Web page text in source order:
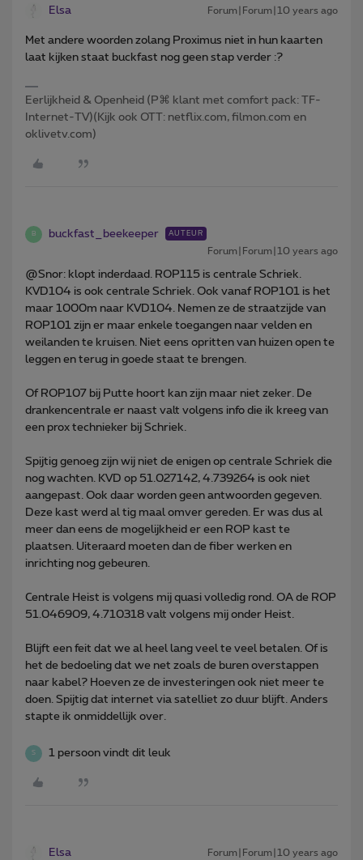
Elsa Forum|Forum|10 years ago
Met andere woorden zolang Proximus niet in hun kaarten
laat kijken staat buckfast nog geen stap verder :?
Eerlijkheid & Openheid (P⌘ klant met comfort pack: TF-
Internet-TV)(Kijk ook OTT: netflix.com, filmon.com en
oklivetv.com)
B buckfast_beekeeper AUTEUR
Forum|Forum|10 years ago
@Snor: klopt inderdaad. ROP115 is centrale Schriek.
KVD104 is ook centrale Schriek. Ook vanaf ROP101 is het
maar 1000m naar KVD104. Nemen ze de straatzijde van
ROP101 zijn er maar enkele toegangen naar velden en
weilanden te kruisen. Niet eens opritten van huizen open te
leggen en terug in goede staat te brengen.
Of ROP107 bij Putte hoort kan zijn maar niet zeker. De
drankencentrale er naast valt volgens info die ik kreeg van
een prox technieker bij Schriek.
Spijtig genoeg zijn wij niet de enigen op centrale Schriek die
nog wachten. KVD op 51.027142, 4.739264 is ook niet
aangepast. Ook daar worden geen antwoorden gegeven.
Deze kast werd al tig maal omver gereden. Er was dus al
meer dan eens de mogelijkheid er een ROP kast te
plaatsen. Uiteraard moeten dan de fiber werken en
inrichting nog gebeuren.
Centrale Heist is volgens mij quasi volledig rond. OA de ROP
51.046909, 4.710318 valt volgens mij onder Heist.
Blijft een feit dat we al heel lang veel te veel betalen. Of is
het de bedoeling dat we net zoals de buren overstappen
naar kabel? Hoeven ze de investeringen ook niet meer te
doen. Spijtig dat internet via satelliet zo duur blijft. Anders
stapte ik onmiddellijk over.
S 1 persoon vindt dit leuk
Elsa Forum|Forum|10 years ago